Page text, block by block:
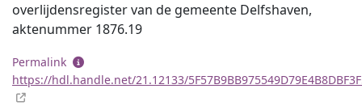
overlijdensregister van de gemeente Delfshaven,
aktenummer 1876.19
Permalink
https://hdl.handle.net/21.12133/